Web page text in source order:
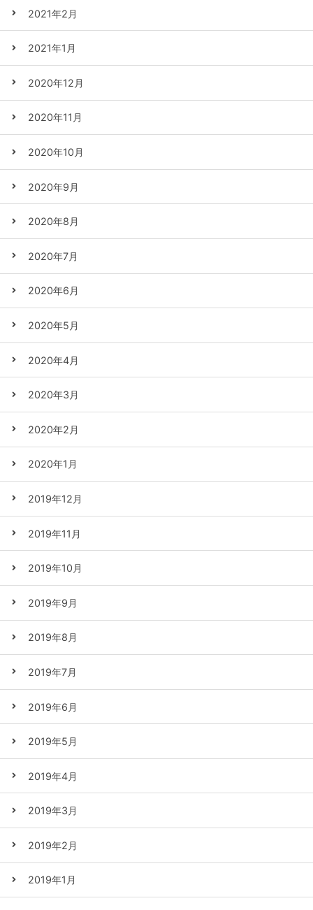
2021年2月
2021年1月
2020年12月
2020年11月
2020年10月
2020年9月
2020年8月
2020年7月
2020年6月
2020年5月
2020年4月
2020年3月
2020年2月
2020年1月
2019年12月
2019年11月
2019年10月
2019年9月
2019年8月
2019年7月
2019年6月
2019年5月
2019年4月
2019年3月
2019年2月
2019年1月